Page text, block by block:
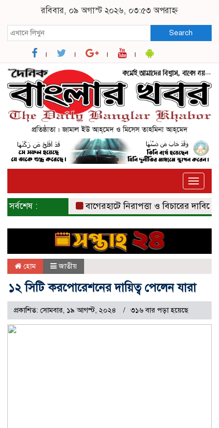
রবিবার, ০৯ অগাস্ট ২০২৬, ০৩:৫৩ অপরাহ্ন
Search
Toggle
সর্বশেষ : বাগেরহাটে নিরাপত্তা ও বিচারের দাবিতে
হোম জাতীয়
১২ সিটি করপোরেশনের দায়িত্ব পেলেন যারা
প্রকাশিত: সোমবার, ১৯ আগস্ট, ২০২৪ ৩১৬ বার পড়া হয়েছে